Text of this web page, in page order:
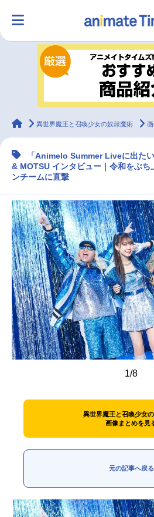
ランキング
ラジオ
マンガ・ラノベ ゲーム・アプリ
2.5次元 配信・Vtuber
最新記事一覧
アニメ記事一覧
アニメ映画一覧
今期アニメ曜日別一覧
春アニメ
秋アニメ
FOLLOW US
animateTimes
異世界魔王と召喚少女の奴隷魔術
「Animelo Summer Liveに出た
& MOTSU インタビュー｜令和をぶ
ンチームに直撃
1/8
異世界魔王と召喚少女
画像まとめを見
元の記事へ戻る